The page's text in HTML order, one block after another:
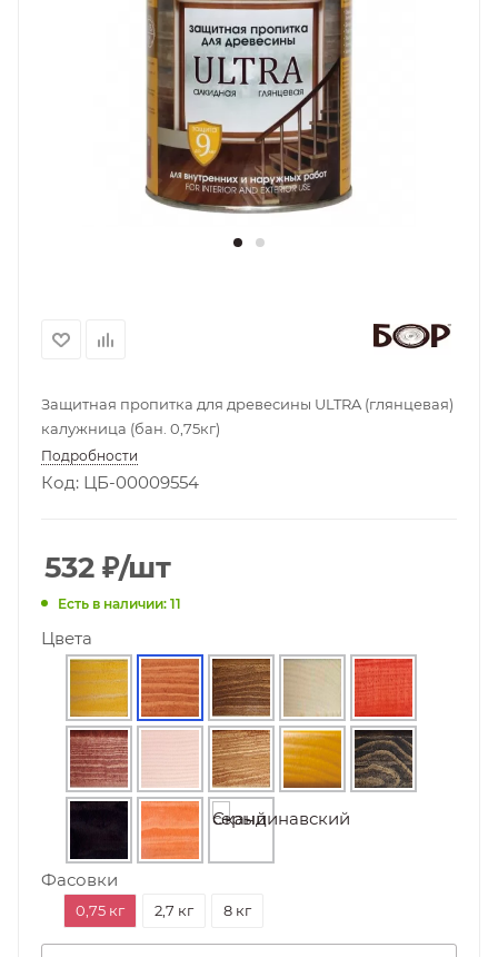
Защитная пропитка для древесины ULTRA (глянцевая)
калужница (бан. 0,75кг)
Подробности
Код: ЦБ-00009554
532 ₽/шт
Есть в наличии: 11
Цвета
Фасовки
0,75 кг 2,7 кг 8 кг